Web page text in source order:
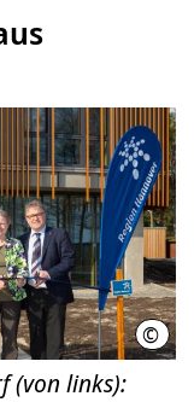
©
(von links):